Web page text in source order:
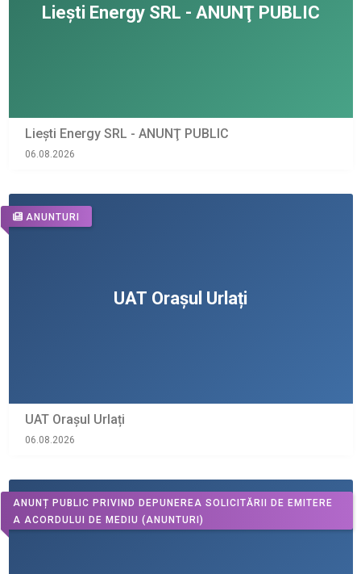
Liești Energy SRL - ANUNŢ PUBLIC
06.08.2026
ANUNTURI
UAT Orașul Urlați
06.08.2026
ANUNȚ PUBLIC PRIVIND DEPUNEREA SOLICITĂRII DE EMITERE
A ACORDULUI DE MEDIU (ANUNTURI)